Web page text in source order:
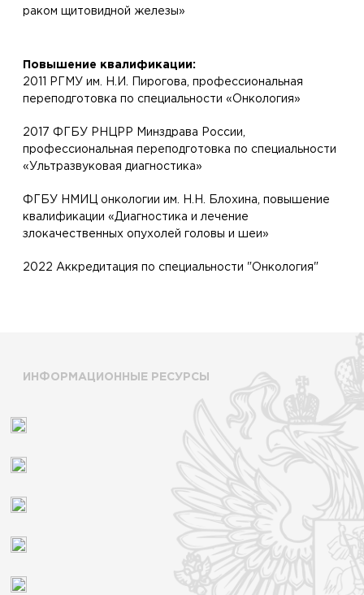
раком щитовидной железы»
Повышение квалификации:
2011 РГМУ им. Н.И. Пирогова, профессиональная
переподготовка по специальности «Онкология»
2017 ФГБУ РНЦРР Минздрава России,
профессиональная переподготовка по специальности
«Ультразвуковая диагностика»
ФГБУ НМИЦ онкологии им. Н.Н. Блохина, повышение
квалификации «Диагностика и лечение
злокачественных опухолей головы и шеи»
2022 Аккредитация по специальности "Онкология"
ИНФОРМАЦИОННЫЕ РЕСУРСЫ